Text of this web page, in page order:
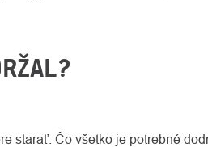
starať. Čo všetko je potrebné